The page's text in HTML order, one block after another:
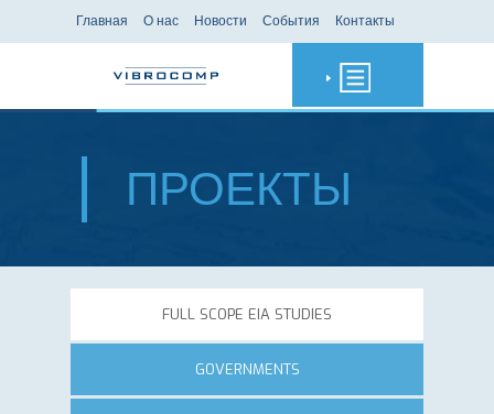
Главная О нас Новости События Контакты
ПРОЕКТЫ
FULL SCOPE EIA STUDIES
GOVERNMENTS